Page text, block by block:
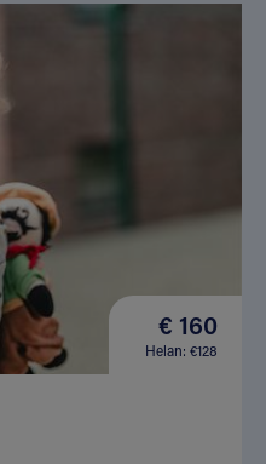
€ 160
Helan: €128